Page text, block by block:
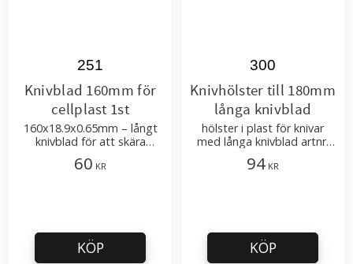
Knivblad 160mm för
cellplast 1st
160x18.9x0.65mm – långt
knivblad för att skära
cellplast, frigolit, isolering
251
60 KR
KÖP
Knivhölster till 180mm
långa knivblad
hölster i plast för knivar
med långa knivblad artnr.
251, 261
300
94 KR
KÖP